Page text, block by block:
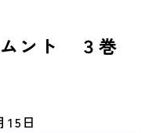
ント ３巻
15日